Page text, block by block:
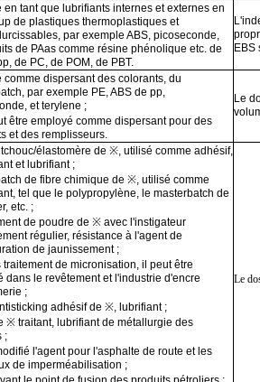
tant que lubrifiants internes et externes en
de plastiques thermoplastiques et
par exemple ABS, picoseconde,
de PAas comme résine phénolique etc. de
de PC, de POM, de PBT.
EBS
dispersant des colorants, du
par exemple PE, ABS de pp,
et terylene ;
être employé comme dispersant pour des
et des remplisseurs.
Le
élastomère de ※, utilisé comme adhésif,
et lubrifiant ;
de fibre chimique de ※, utilisé comme
tel que le polypropylène, le masterbatch de
etc. ;
de poudre de ※ avec l'instigateur
régulier, résistance à l'agent de
de jaunissement ;
de micronisation, il peut être
dans le revêtement et l'industrie d'encre
;
adhésif de ※, lubrifiant ;
※ traitant, lubrifiant de métallurgie des
;
l'agent pour l'asphalte de route et les
de imperméabilisation ;
Le